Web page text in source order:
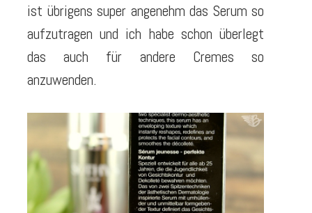
ist übrigens super angenehm das Serum so
aufzutragen und ich habe schon überlegt
das auch für andere Cremes so
anzuwenden.